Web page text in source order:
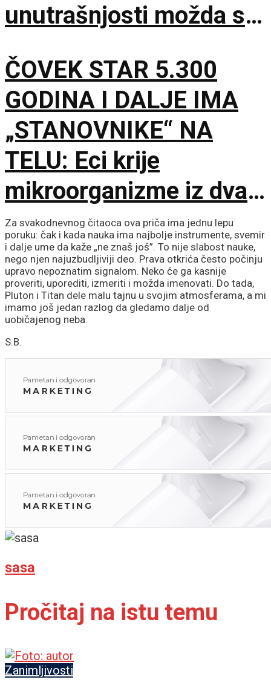
unutrašnjosti možda se
kiseonik i neon
ČOVEK STAR 5.300
GODINA I DALJE IMA
„STANOVNIKE“ NA
TELU: Eci krije
mikroorganizme iz dva
potpuno različita sveta
Za svakodnevnog čitaoca ova priča ima jednu lepu
poruku: čak i kada nauka ima najbolje instrumente, svemir
i dalje ume da kaže „ne znaš još”. To nije slabost nauke,
nego njen najuzbudljiviji deo. Prava otkrića često počinju
upravo nepoznatim signalom. Neko će ga kasnije
proveriti, uporediti, izmeriti i možda imenovati. Do tada,
Pluton i Titan dele malu tajnu u svojim atmosferama, a mi
imamo još jedan razlog da gledamo dalje od
uobičajenog neba.
S.B.
sasa
Pročitaj na istu temu
Zanimljivosti